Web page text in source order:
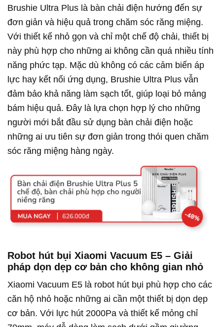
Brushie Ultra Plus là bàn chải điện hướng đến sự
đơn giản và hiệu quả trong chăm sóc răng miệng.
Với thiết kế nhỏ gọn và chỉ một chế độ chải, thiết bị
này phù hợp cho những ai không cần quá nhiều tính
năng phức tạp. Mặc dù không có các cảm biến áp
lực hay kết nối ứng dụng, Brushie Ultra Plus vẫn
đảm bảo khả năng làm sạch tốt, giúp loại bỏ mảng
bám hiệu quả. Đây là lựa chọn hợp lý cho những
người mới bắt đầu sử dụng bàn chải điện hoặc
những ai ưu tiên sự đơn giản trong thói quen chăm
sóc răng miệng hàng ngày.
Robot hút bụi Xiaomi Vacuum E5 – Giải
pháp dọn dẹp cơ bản cho không gian nhỏ
Xiaomi Vacuum E5 là robot hút bụi phù hợp cho các
căn hộ nhỏ hoặc những ai cần một thiết bị dọn dẹp
cơ bản. Với lực hút 2000Pa và thiết kế mỏng chỉ